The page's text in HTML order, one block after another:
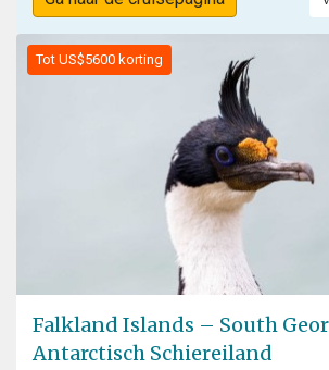
Tot US$5600 korting
Falkland Islands – South
Antarctisch Schiereiland